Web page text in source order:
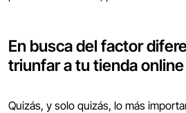
En busca del factor
triunfar a tu tienda online
Quizás, y solo quizás, lo más